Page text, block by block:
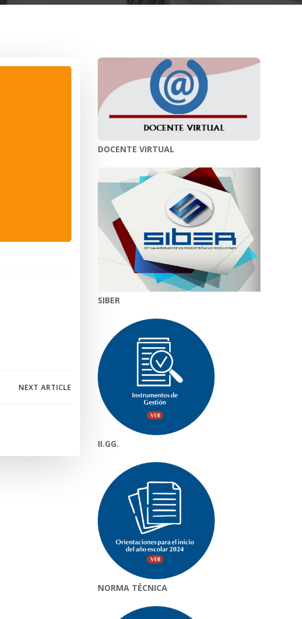
NEXT ARTICLE
DOCENTE VIRTUAL
SIBER
II.GG.
NORMA TÉCNICA